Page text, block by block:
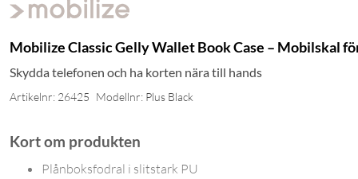
Mobilize Classic Gelly Wallet Book Case – Mobilskal
Skydda telefonen och ha korten nära till hands
Artikelnr: 26425 Modellnr: Plus Black
Kort om produkten
Plånboksfodral i slitstark PU